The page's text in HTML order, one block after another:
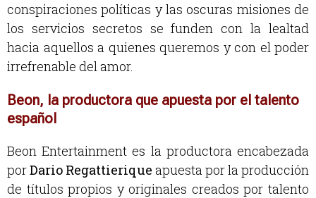
conspiraciones políticas y las oscuras misiones de
los servicios secretos se funden con la lealtad
hacia aquellos a quienes queremos y con el poder
irrefrenable del amor.
Beon, la productora que apuesta por el talento
español
Beon Entertainment es la productora encabezada
porDario Regattierique apuesta por la producción
de títulos propios y originales creados por talento